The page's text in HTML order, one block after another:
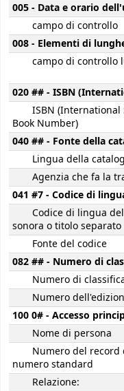
005 - Data e orario
campo di controllo
008 - Elementi di
campo di controllo
020 ## - ISBN
ISBN (International
Book Number)
040 ## - Fonte della
Lingua della
Agenzia che fa la
041 #7 - Codice di
Codice di lingua
sonora o titolo separato
Fonte del codice
082 ## - Numero di
Numero di
Numero
100 0# - Accesso
Nome di persona
Numero del
numero standard
Relazione: